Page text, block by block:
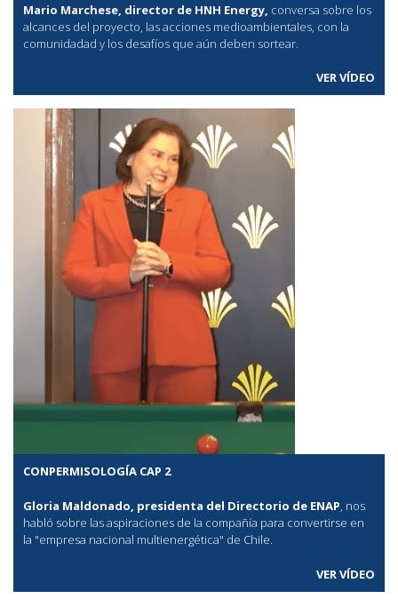
Mario Marchese, director de HNH Energy, conversa sobre los
alcances del proyecto, las acciones medioambientales, con la
comunidadad y los desafíos que aún deben sortear.
VER VÍDEO
CONPERMISOLOGÍA CAP 2
Gloria Maldonado, presidenta del Directorio de ENAP , nos
habló sobre las aspiraciones de la compañía para convertirse en
la "empresa nacional multienergética" de Chile.
VER VÍDEO